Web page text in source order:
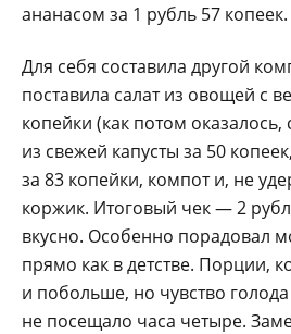
ананасом за 1 рубль 57 копеек.
Для себя составила другой
поставила салат из овощей с
копейки (как потом
из свежей капусты за 50
за 83 копейки, компот и, не
коржик. Итоговый чек — 2
вкусно. Особенно порадовал
прямо как в детстве. Порции,
и побольше, но чувство
не посещало часа четыре.